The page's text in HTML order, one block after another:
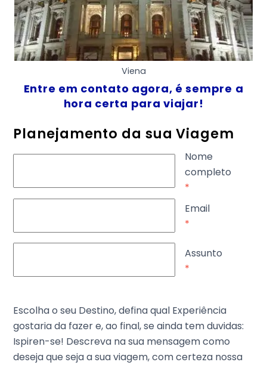
Viena
Entre em contato agora, é sempre a
hora certa para viajar!
Planejamento da sua Viagem
Nome
completo
*
Email
*
Assunto
*
Escolha o seu Destino, defina qual Experiência
gostaria da fazer e, ao final, se ainda tem duvidas:
Ispiren-se! Descreva na sua mensagem como
deseja que seja a sua viagem, com certeza nossa